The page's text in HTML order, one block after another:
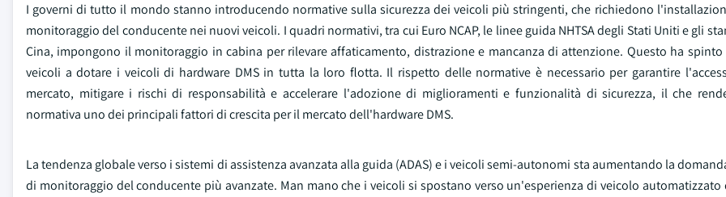
I governi di tutto il mondo stanno introducendo normative sulla sicurezza dei veicoli più stringenti, che richiedono
monitoraggio del conducente nei nuovi veicoli. I quadri normativi, tra cui Euro NCAP, le linee guida NHTSA degli Stati Uniti e gli
Cina, impongono il monitoraggio in cabina per rilevare affaticamento, distrazione e mancanza di attenzione. Questo ha
veicoli a dotare i veicoli di hardware DMS in tutta la loro flotta. Il rispetto delle normative è necessario per garantire
mercato, mitigare i rischi di responsabilità e accelerare l'adozione di miglioramenti e funzionalità di sicurezza, il che
normativa uno dei principali fattori di crescita per il mercato dell'hardware DMS.
La tendenza globale verso i sistemi di assistenza avanzata alla guida (ADAS) e i veicoli semi-autonomi sta aumentando la
di monitoraggio del conducente più avanzate. Man mano che i veicoli si spostano verso un'esperienza di veicolo